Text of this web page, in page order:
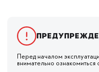
Перед началом
внимательно ознакомиться